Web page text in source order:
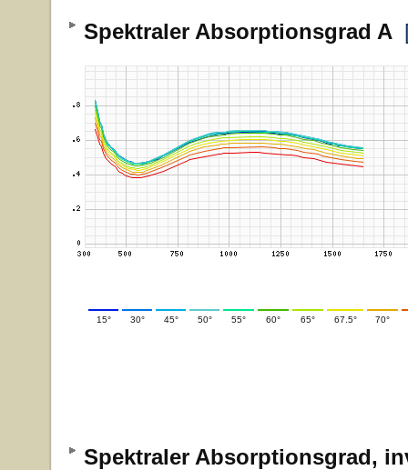
Spektraler Absorptionsgrad A
15° 30° 45° 50° 55° 60° 65° 67.5° 70°
Spektraler Absorptionsgrad,